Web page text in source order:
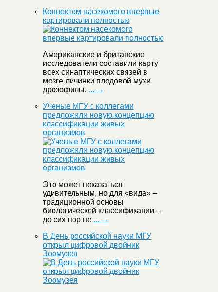
Коннектом насекомого впервые
картировали полностью
Американские и британские
исследователи составили карту
всех синаптических связей в
мозге личинки плодовой мухи
дрозофилы. ... →
Ученые МГУ с коллегами
предложили новую концепцию
классификации живых
организмов
Это может показаться
удивительным, но для «вида» –
традиционной основы
биологической классификации –
до сих пор не ... →
В День российской науки МГУ
открыл цифровой двойник
Зоомузея